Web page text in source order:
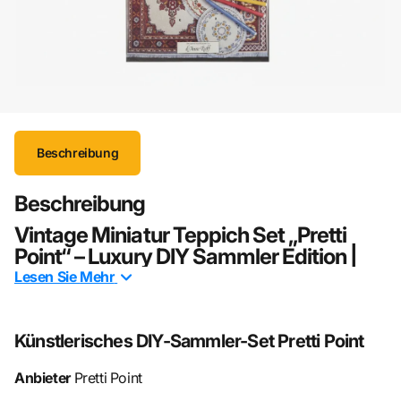
Beschreibung
Beschreibung
Vintage Miniatur Teppich Set „Pretti
Point“ – Luxury DIY Sammler Edition |
Selbstkolorierbare Puppenhaus
Das „Pretti Point“ Miniatur Teppich Set
ist eine exklusive
Sammler-Edition für anspruchsvolle Puppenhaus-
Enthusiasten und Miniatur-Künstler.
Lesen Sie Mehr
Künstlerisches DIY-Sammler-Set Pretti Point
AnbieterPretti Point